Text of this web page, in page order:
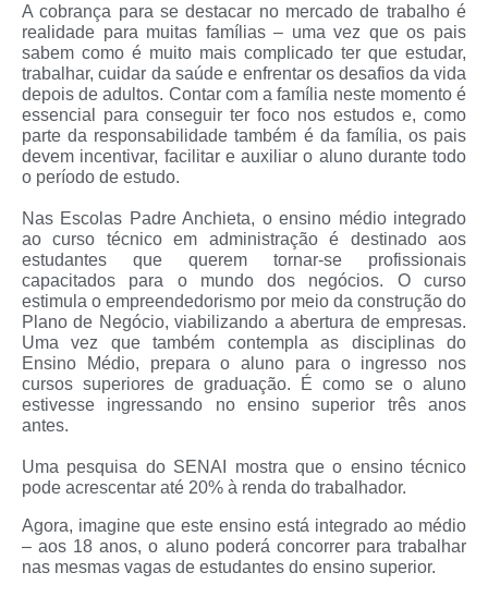
A cobrança para se destacar no mercado de trabalho é
realidade para muitas famílias – uma vez que os pais
sabem como é muito mais complicado ter que estudar,
trabalhar, cuidar da saúde e enfrentar os desafios da vida
depois de adultos. Contar com a família neste momento é
essencial para conseguir ter foco nos estudos e, como
parte da responsabilidade também é da família, os pais
devem incentivar, facilitar e auxiliar o aluno durante todo
o período de estudo.
Nas Escolas Padre Anchieta, o ensino médio integrado
ao curso técnico em administração é destinado aos
estudantes que querem tornar-se profissionais
capacitados para o mundo dos negócios. O curso
estimula o empreendedorismo por meio da construção do
Plano de Negócio, viabilizando a abertura de empresas.
Uma vez que também contempla as disciplinas do
Ensino Médio, prepara o aluno para o ingresso nos
cursos superiores de graduação. É como se o aluno
estivesse ingressando no ensino superior três anos
antes.
Uma pesquisa do SENAI mostra que o ensino técnico
pode acrescentar até 20% à renda do trabalhador.
Agora, imagine que este ensino está integrado ao médio
– aos 18 anos, o aluno poderá concorrer para trabalhar
nas mesmas vagas de estudantes do ensino superior.